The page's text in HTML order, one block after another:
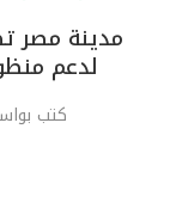
مدينة مصر
لدعم
كتب